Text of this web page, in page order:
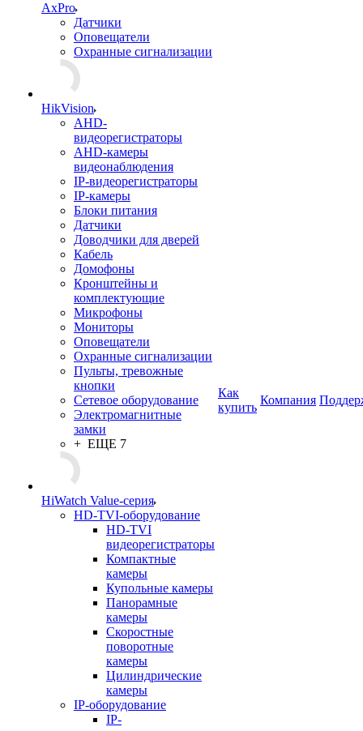
AxPro
Датчики
Оповещатели
Охранные сигнализации
HikVision
AHD-
видеорегистраторы
AHD-камеры
видеонаблюдения
IP-видеорегистраторы
IP-камеры
Блоки питания
Датчики
Доводчики для дверей
Кабель
Домофоны
Кронштейны и
комплектующие
Микрофоны
Мониторы
Оповещатели
Охранные сигнализации
Пульты, тревожные
кнопки
Сетевое оборудование
Электромагнитные
замки
+ ЕЩЕ 7
HiWatch Value-серия
HD-TVI-оборудование
HD-TVI
видеорегистраторы
Компактные
камеры
Купольные камеры
Панорамные
камеры
Скоростные
поворотные
камеры
Цилиндрические
камеры
IP-оборудование
IP-
Как
купить
Компания